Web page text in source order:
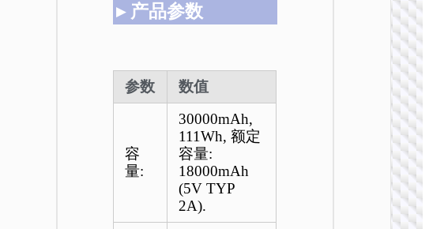
▸ 产品参数
参数 数值
容
量:
30000mAh,
111Wh, 额定
容量:
18000mAh
(5V TYP
2A).